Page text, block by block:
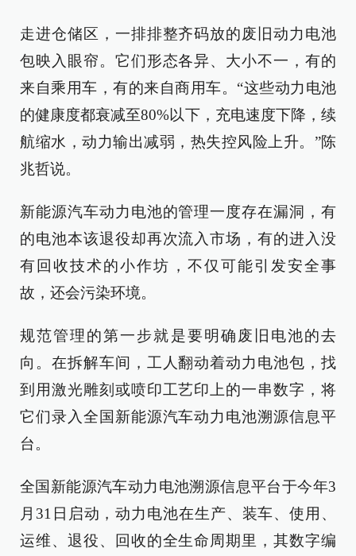
走进仓储区，一排排整齐码放的废旧动力电池
包映入眼帘。它们形态各异、大小不一，有的
来自乘用车，有的来自商用车。“这些动力电池
的健康度都衰减至80%以下，充电速度下降，续
航缩水，动力输出减弱，热失控风险上升。”陈
兆哲说。
新能源汽车动力电池的管理一度存在漏洞，有
的电池本该退役却再次流入市场，有的进入没
有回收技术的小作坊，不仅可能引发安全事
故，还会污染环境。
规范管理的第一步就是要明确废旧电池的去
向。在拆解车间，工人翻动着动力电池包，找
到用激光雕刻或喷印工艺印上的一串数字，将
它们录入全国新能源汽车动力电池溯源信息平
台。
全国新能源汽车动力电池溯源信息平台于今年3
月31日启动，动力电池在生产、装车、使用、
运维、退役、回收的全生命周期里，其数字编